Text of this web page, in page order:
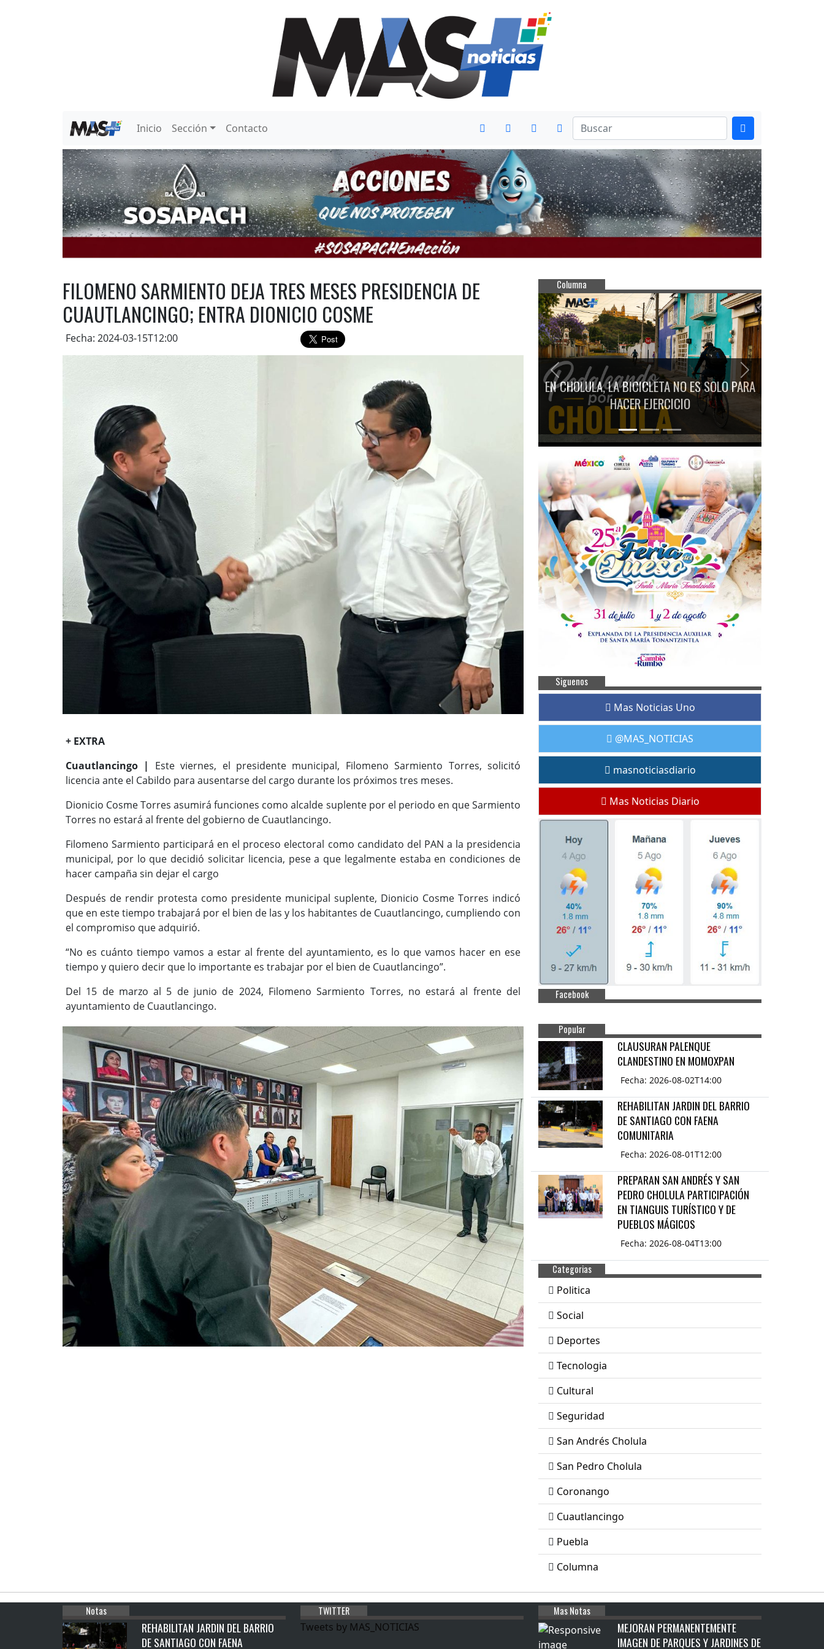
Inicio Sección Contacto
FILOMENO SARMIENTO DEJA TRES MESES PRESIDENCIA DE
CUAUTLANCINGO; ENTRA DIONICIO COSME
Fecha: 2024-03-15T12:00
+ EXTRA
Cuautlancingo |
Este viernes, el presidente municipal, Filomeno Sarmiento Torres, solicitó
licencia ante el Cabildo para ausentarse del cargo durante los próximos tres meses.
Dionicio Cosme Torres asumirá funciones como alcalde suplente por el periodo en que Sarmiento
Torres no estará al frente del gobierno de Cuautlancingo.
Filomeno Sarmiento participará en el proceso electoral como candidato del PAN a la presidencia
municipal, por lo que decidió solicitar licencia, pese a que legalmente estaba en condiciones de
hacer campaña sin dejar el cargo
Después de rendir protesta como presidente municipal suplente, Dionicio Cosme Torres indicó
que en este tiempo trabajará por el bien de las y los habitantes de Cuautlancingo, cumpliendo con
el compromiso que adquirió.
“No es cuánto tiempo vamos a estar al frente del ayuntamiento, es lo que vamos hacer en ese
tiempo y quiero decir que lo importante es trabajar por el bien de Cuautlancingo”.
Del 15 de marzo al 5 de junio de 2024, Filomeno Sarmiento Torres, no estará al frente del
ayuntamiento de Cuautlancingo.
Columna
EN CHOLULA, LA BICICLETA NO ES SOLO PARA
HACER EJERCICIO
Previous Next
Siguenos
Mas Noticias Uno
@MAS_NOTICIAS
masnoticiasdiario
Mas Noticias Diario
Facebook
Popular
CLAUSURAN PALENQUE
CLANDESTINO EN MOMOXPAN
Fecha: 2026-08-02T14:00
REHABILITAN JARDIN DEL BARRIO
DE SANTIAGO CON FAENA
COMUNITARIA
Fecha: 2026-08-01T12:00
PREPARAN SAN ANDRÉS Y SAN
PEDRO CHOLULA PARTICIPACIÓN
EN TIANGUIS TURÍSTICO Y DE
PUEBLOS MÁGICOS
Fecha: 2026-08-04T13:00
Categorias
Politica
Social
Deportes
Tecnologia
Cultural
Seguridad
San Andrés Cholula
San Pedro Cholula
Coronango
Cuautlancingo
Puebla
Columna
Notas
REHABILITAN JARDIN DEL BARRIO
DE SANTIAGO CON FAENA
TWITTER
Tweets by MAS_NOTICIAS
Mas Notas
MEJORAN PERMANENTEMENTE
IMAGEN DE PARQUES Y JARDINES DE